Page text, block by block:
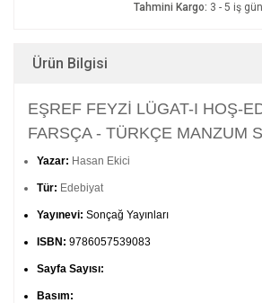
Tahmini Kargo: 3 - 5 iş
Ürün Bilgisi
EŞREF FEYZİ LÜGAT-I HOŞ-
FARSÇA - TÜRKÇE MANZUM
Yazar: Hasan Ekici
Tür: Edebiyat
Yayınevi: Sonçağ Yayınları
ISBN: 9786057539083
Sayfa Sayısı:
Basım: